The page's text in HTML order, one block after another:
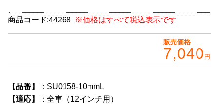
全商品
商品コード:44268 ※価格はすべて税込表示です
販売価格
7,040 円
【品番】
：SU0158-10mmL
【適応】
：全車（12インチ用）